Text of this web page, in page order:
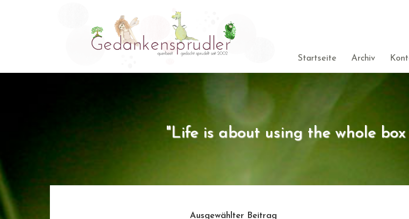
Startseite Archiv
"Life is about using the whole box
Ausgewählter Beitrag